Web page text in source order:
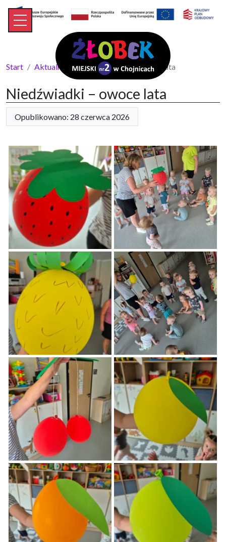
Start Aktualności Niedźwiadki – owoce lata
Niedźwiadki – owoce lata
Opublikowano: 28 czerwca 2026